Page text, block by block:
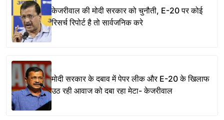
केजरीवाल की मोदी सरकार को चुनौती, E-20 पर कोई
रिसर्च रिपोर्ट है तो सार्वजनिक करे
मोदी सरकार के दबाव में पेपर लीक और E-20 के खिलाफ
उठ रही आवाज को दबा रहा मेटा- केजरीवाल